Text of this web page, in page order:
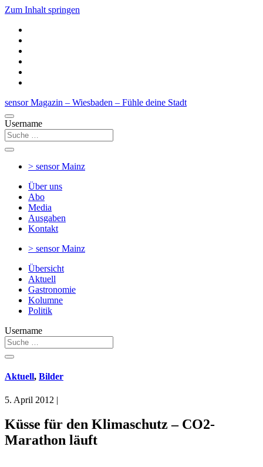
Zum Inhalt springen
sensor Magazin – Wiesbaden – Fühle deine Stadt
Username
> sensorMainz
Über uns
Abo
Media
Ausgaben
Kontakt
> sensorMainz
Übersicht
Aktuell
Gastronomie
Kolumne
Politik
Username
Aktuell, Bilder
5. April 2012 |
Küsse für den Klimaschutz – CO2-
Marathon läuft